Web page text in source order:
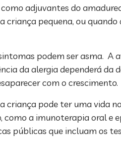
adjuvantes do
criança pequena, ou
podem ser asma. A
da alergia dependerá da
com o crescimento.
criança pode ter uma vida
a imunoterapia oral e
públicas que incluam os